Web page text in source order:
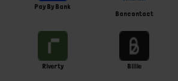
Pay By Bank
Bancontact
Riverty Billie